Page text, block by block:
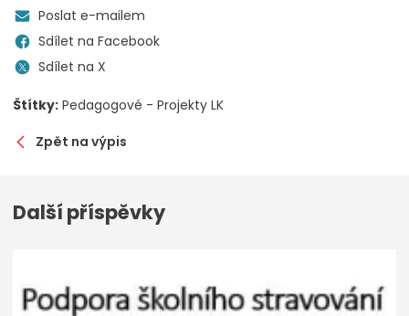
Poslat e-mailem
Sdílet na Facebook
Sdílet na X
Štítky: Pedagogové - Projekty LK
Zpět na výpis
Další příspěvky